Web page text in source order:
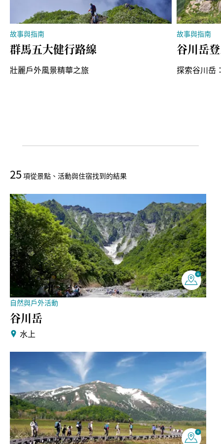
故事與指南
群馬五大健行路線
壯麗戶外風景精華之旅
故事與指南
谷川岳
探索谷川岳
25 項從景點、活動與住宿找到的結果
自然與戶外活動
谷川岳
水上